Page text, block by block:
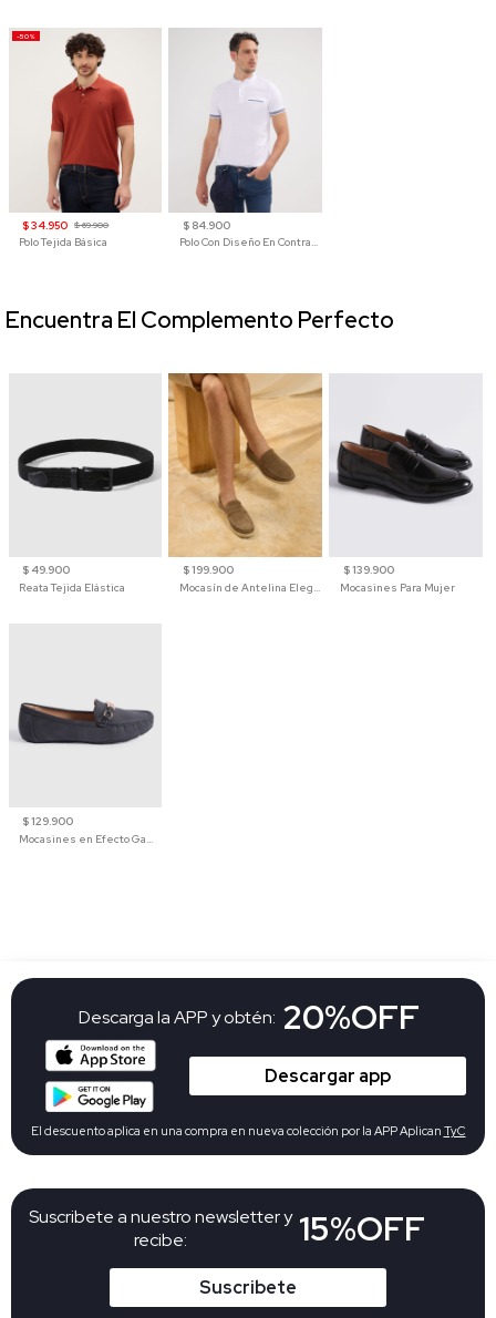
-50%
$ 34.950 $ 69.900
Polo Tejida Básica
$ 84.900
Polo Con Diseño En Contraste
$ 49.900
Reata Tejida Elástica
$ 199.900
Mocasín de Antelina Elegante con Suela de Contraste Para Hombre
$ 139.900
Mocasines Para Mujer
$ 129.900
Mocasines en Efecto Gamuzado Para Mujer
Encuentra El Complemento Perfecto
Suscribete a nuestro newsletter y
recibe:
15%OFF
Suscribete
Descarga la APP y obtén: 20%OFF
Descargar app
El descuento aplica en una compra en nueva colección por la APP Aplican TyC